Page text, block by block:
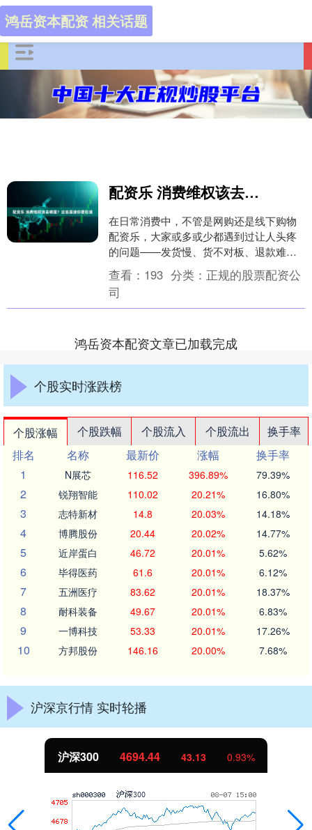
鸿岳资本配资 相关话题
配资乐 消费维权该去哪里？这些渠道你要知道
在日常消费中，不管是网购还是线下购物
配资乐，大家或多或少都遇到过让人头疼
的问题——发货慢、货不对板、退款难、
售后推诿……这时候一个问题总会浮现在
脑海中：消费维权....
查看： 193 分类： 正规的股票配资公
司
鸿岳资本配资文章已加载完成
个股实时涨跌榜
个股涨幅 个股跌幅 个股流入 个股流出
换手率
排名
名称 最新价 涨幅
换手率
1
N展芯 116.52 396.89% 79.39%
2 锐翔智能 110.02 20.21% 16.80%
3 志特新材 14.8 20.03% 14.18%
4 博腾股份 20.44 20.02% 14.77%
5 近岸蛋白 46.72 20.01% 5.62%
6 毕得医药 61.6 20.01% 6.12%
7 五洲医疗 83.62 20.01% 18.37%
8 耐科装备 49.67 20.01% 6.83%
9 一博科技 53.33 20.01% 17.26%
10 方邦股份 146.16 20.00% 7.68%
沪深京行情 实时轮播
沪深300 4694.44 43.13 0.93%